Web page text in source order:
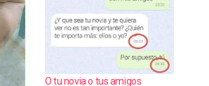
O tu novia o tus amigos